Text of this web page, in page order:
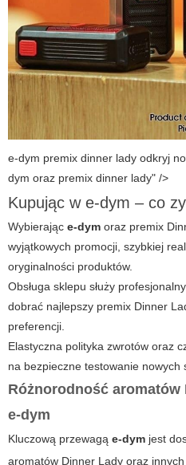
e-dym premix dinner lady odkryj
dym oraz premix dinner lady" />
Kupując w e-dym – co
Wybierając e-dym oraz premix
wyjątkowych promocji, szybkiej
oryginalności produktów.
Obsługa sklepu służy
dobrać najlepszy premix Dinner
preferencji.
Elastyczna polityka zwrotów oraz
na bezpieczne testowanie nowych
Różnorodność
e-dym
Kluczową przewagą e-dym jest
aromatów Dinner Lady oraz